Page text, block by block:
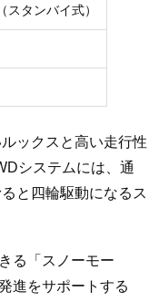
スタンバイ式）
ックスと高い走行性
システムには、通
と四輪駆動になるス
る「スノーモー
進をサポートする